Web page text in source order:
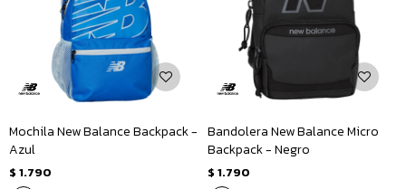
Mochila New Balance Backpack -
Azul
$ 1.790
Bandolera New Balance Micro
Backpack - Negro
$ 1.790